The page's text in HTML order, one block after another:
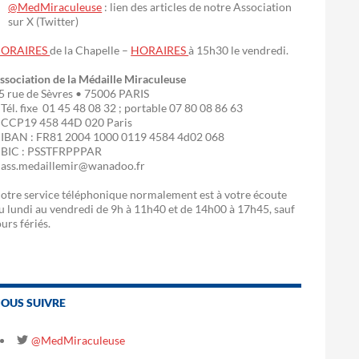
@MedMiraculeuse : lien des articles de notre Association
sur X (Twitter)
de la Chapelle – HORAIRESà 15h30 le vendredi.
de la Médaille Miraculeuse
rue de Sèvres • 75006 PARIS
fixe 01 45 48 08 32 ; portable 07 80 08 86 63
458 44D 020 Paris
: FR81 2004 1000 0119 4584 4d02 068
: PSSTFRPPPAR
service téléphonique normalement est à votre écoute
lundi au vendredi de 9h à 11h40 et de 14h00 à 17h45, sauf
fériés.
SUIVRE
@MedMiraculeuse